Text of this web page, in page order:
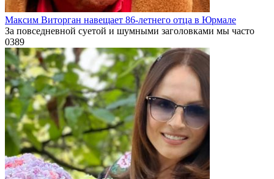
Максим Виторган навещает 86-летнего отца в Юрмале
За повседневной суетой и шумными заголовками мы часто
0389